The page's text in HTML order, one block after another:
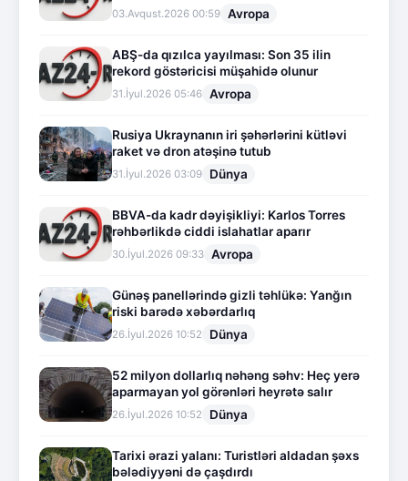
03.Avqust.2026 00:59 Avropa
ABŞ-da qızılca yayılması: Son 35 ilin
rekord göstəricisi müşahidə olunur
31.İyul.2026 05:46 Avropa
Rusiya Ukraynanın iri şəhərlərini kütləvi
raket və dron atəşinə tutub
31.İyul.2026 03:09 Dünya
BBVA-da kadr dəyişikliyi: Karlos Torres
rəhbərlikdə ciddi islahatlar aparır
30.İyul.2026 09:33 Avropa
Günəş panellərində gizli təhlükə: Yanğın
riski barədə xəbərdarlıq
26.İyul.2026 10:52 Dünya
52 milyon dollarlıq nəhəng səhv: Heç yerə
aparmayan yol görənləri heyrətə salır
26.İyul.2026 10:52 Dünya
Tarixi ərazi yalanı: Turistləri aldadan şəxs
bələdiyyəni də çaşdırdı